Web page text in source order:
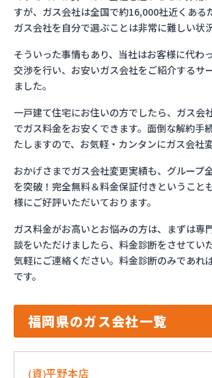
すが、ガス会社は全国で約16,000社近くある
ガス会社を自分で選ぶことは非常に難しい状況
そういった事情もあり、当社はお客様に代わ
交渉を行い、お安いガス会社をご紹介するサ
ました。
一戸建て住宅にお住いの方でしたら、ガス会
でガス料金をお安くできます。面倒な解約手
たしますので、お気軽・カンタンにガス会社
おかげさまでガス会社変更実績も、グループ
を突破！完全無料＆料金保証付きということ
様にご好評いただいております。
ガス料金がお高いとお悩みの方は、まずは専
談をいただけましたら、料金診断をさせてい
気軽にご連絡ください。料金診断のみであれ
です。
福岡県のガス会社一覧
(資)平野本店